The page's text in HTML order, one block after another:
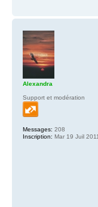
Alexandra
Support et modération
Messages: 208
Inscription: Mar 19 Juil